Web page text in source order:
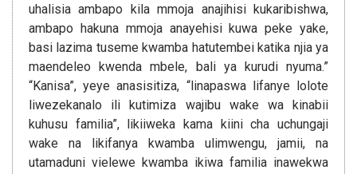
uhalisia ambapo kila mmoja anajihisi kukaribishwa,
ambapo hakuna mmoja anayehisi kuwa peke yake,
basi lazima tuseme kwamba hatutembei katika njia ya
maendeleo kwenda mbele, bali ya kurudi nyuma.”
“Kanisa”, yeye anasisitiza, “linapaswa lifanye lolote
liwezekanalo ili kutimiza wajibu wake wa kinabii
kuhusu familia”, likiiweka kama kiini cha uchungaji
wake na likifanya kwamba ulimwengu, jamii, na
utamaduni vielewe kwamba ikiwa familia inawekwa